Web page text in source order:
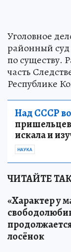
Уголовное
районный
по существу.
часть
Республике
Над СССР
искала и
НАУКА
ЧИТАЙТЕ
«Характер у
лосёнок